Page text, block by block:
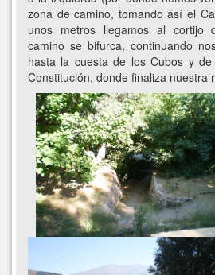
zona de camino, tomando así el
unos metros llegamos al cortijo
camino se bifurca, continuando
hasta la cuesta de los Cubos y
Constitución, donde finaliza nuestra